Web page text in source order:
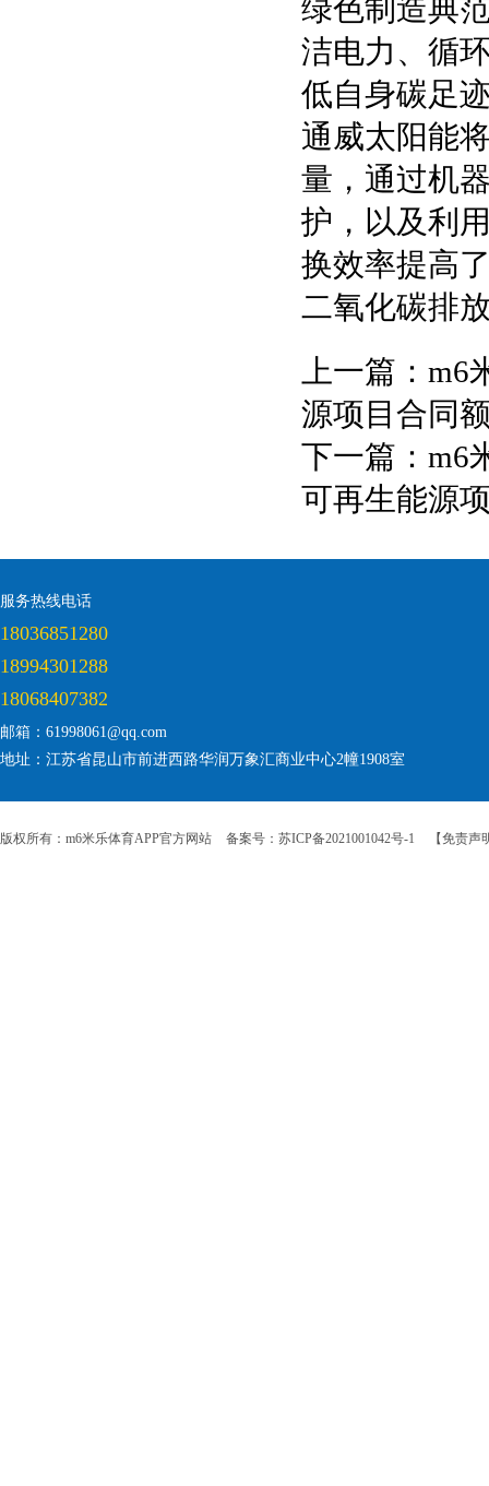
绿色制造典
洁电力、循
低自身碳足
通威太阳能
量，通过机
护，以及利
换效率提高
二氧化碳排
上一篇： m6
源项目合同
下一篇： m6
可再生能源
服务热线电话
18036851280
18994301288
18068407382
邮箱：61998061@qq.com
地址：江苏省昆山市前进西路华润万象汇商业中心2幢1908室
版权所有：m6米乐体育APP官方网站 备案号：苏ICP备2021001042号-1 【免责声